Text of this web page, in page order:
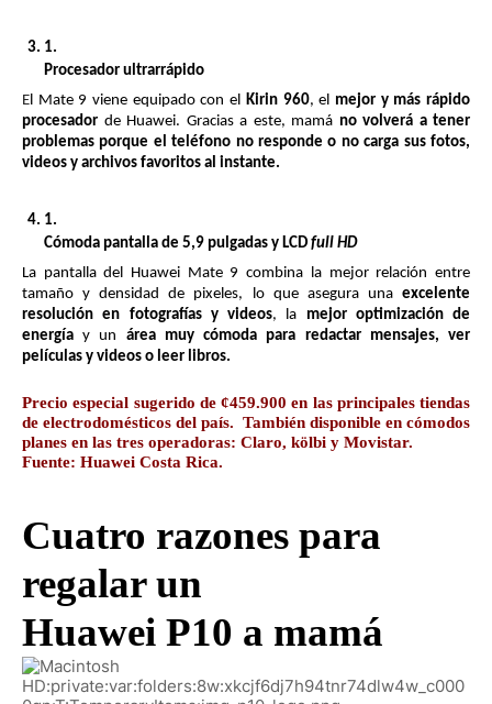
Procesador ultrarrápido
E l Mate 9 viene equipado con el Kirin 960, el mejor y más rápido
procesador de Huawei. Gracias a este, mamá no volverá a tener
problemas porque el teléfono no responde o no carga sus fotos,
videos y archivos favoritos al instante.
Cómoda pantalla de 5,9 pulgadas y LCD full HD
La pantalla del Huawei Mate 9 combina la mejor relación entre
tamaño y densidad de pixeles, lo que asegura una excelente
resolución en fotografías y videos, la mejor optimización de
energía y un área muy cómoda para redactar mensajes, ver
películas y videos o leer libros.
Precio especial sugerido de ¢459.900 en las principales tiendas
de electrodomésticos del país.  También disponible en cómodos
planes en las tres operadoras: Claro, kölbi y Movistar.
Fuente: Huawei Costa Rica.
Cuatro razones para
regalar un
Huawei P10 a mamá